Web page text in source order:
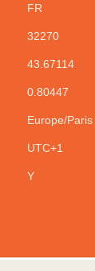
FR
32270
43.67114
0.80447
Europe/Paris
UTC+1
Y